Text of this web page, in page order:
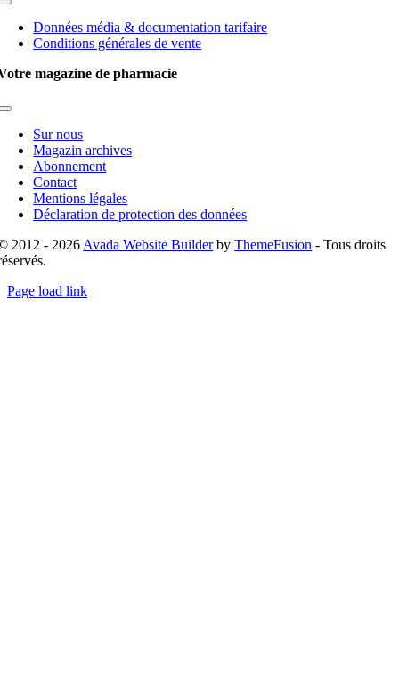
Toggle
NavigationDonnées média & documentation tarifaire
Conditions générales de vente
magazine de pharmacie
Toggle
NavigationSur nous
Magazin archives
Abonnement
Contact
Mentions légales
Déclaration de protection des données
2012 - 2026 Avada Website BuilderbyThemeFusion - Tous droits
Page load link